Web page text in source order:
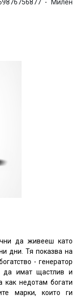
- Милен
да живееш като
дни. Тя показва на
- генератор
да имат щастлив и
как недотам богати
марки, които ги